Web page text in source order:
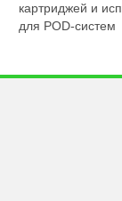
картриджей и
для POD-систем